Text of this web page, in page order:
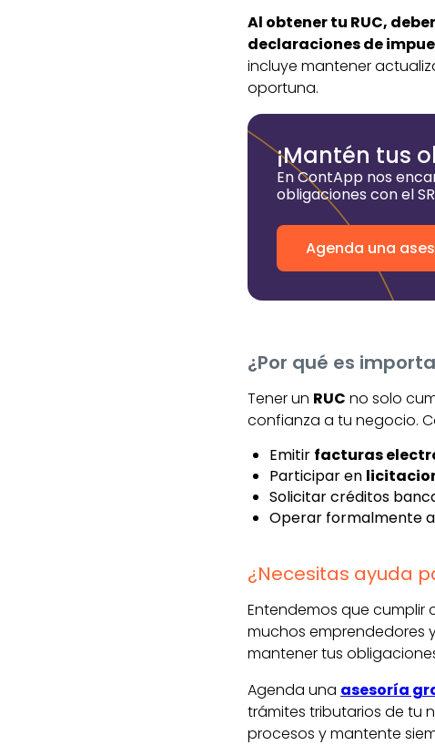
Al obtener tu RUC,
declaraciones de
incluye mantener
oportuna.
¡Mantén tus
En ContApp nos
obligaciones con el
Agenda una
¿Por qué es
Tener un RUC no solo
confianza a tu negocio.
Emitir facturas
Participar en
Solicitar créditos
Operar formalmente
¿Necesitas ayuda
Entendemos que
muchos emprendedores
mantener tus
Agenda una asesoría
trámites tributarios de tu
procesos y mantente